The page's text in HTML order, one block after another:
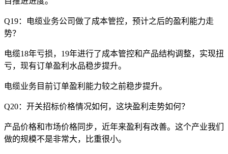
Q19：电缆业务公司做了成本管控，预计之后的盈利能力走
势？
电缆18年亏损，19年进行了成本管控和产品结构调整，实现扭
亏，现有订单盈利水品稳步提升。
电缆业务目前订单盈利能力较之前稳步提升。
Q20：开关招标价格情况如何，这块盈利走势如何？
产品价格和市场价格同步，近年来盈利有改善。这个产业我们
做的规模不是非常大，比重很小。